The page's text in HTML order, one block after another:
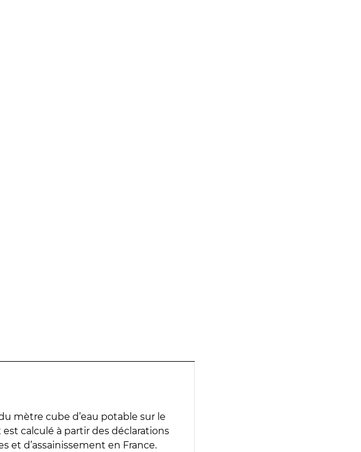
mètre cube d’eau potable sur le
calculé à partir des déclarations
et d’assainissement en France.